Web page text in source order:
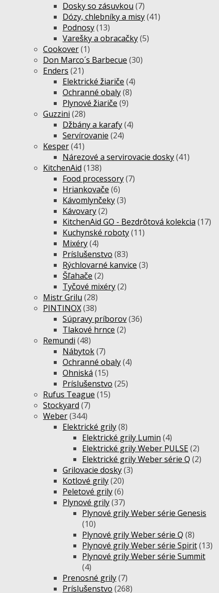
Dosky so zásuvkou (7)
Dózy, chlebníky a misy(41)
Podnosy(13)
Varešky a obracačky(5)
Cookover(1)
Don Marco´s Barbecue (30)
Enders (21)
Elektrické žiariče (4)
Ochranné obaly(8)
Plynové žiariče (9)
Guzzini (28)
Džbány a karafy(4)
Servírovanie (24)
Kesper(41)
Nárezové a servirovacie dosky(41)
KitchenAid (138)
Food processory(7)
Hriankovače (6)
Kávomlynčeky(3)
Kávovary(2)
KitchenAid GO - Bezdrôtová kolekcia (17)
Kuchynské roboty(11)
Mixéry(4)
Príslušenstvo (83)
Rýchlovarné kanvice (3)
Šľahače (2)
Tyčové mixéry(2)
Mistr Grilu (28)
PINTINOX(38)
Súpravy príborov(36)
Tlakové hrnce (2)
Remundi (48)
Nábytok(7)
Ochranné obaly(4)
Ohniská (15)
Príslušenstvo (25)
Rufus Teague (15)
Stockyard (7)
Weber(344)
Elektrické grily(8)
Elektrické grily Lumin (4)
Elektrické grily Weber PULSE(2)
Elektrické grily Weber série Q (2)
Grilovacie dosky(3)
Kotlové grily(20)
Peletové grily(6)
Plynové grily(37)
Plynové grily Weber série Genesis
(10)
Plynové grily Weber série Q (8)
Plynové grily Weber série Spirit(13)
Plynové grily Weber série Summit
(4)
Prenosné grily(7)
Príslušenstvo (268)